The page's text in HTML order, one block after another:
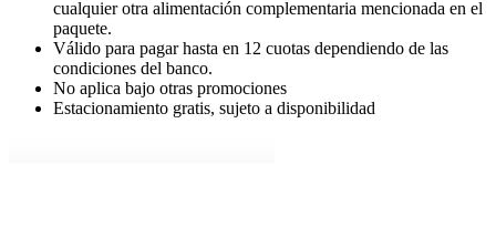
cualquier otra alimentación complementaria mencionada en el
paquete.
Válido para pagar hasta en 12 cuotas dependiendo de las
condiciones del banco.
No aplica bajo otras promociones
Estacionamiento gratis, sujeto a disponibilidad